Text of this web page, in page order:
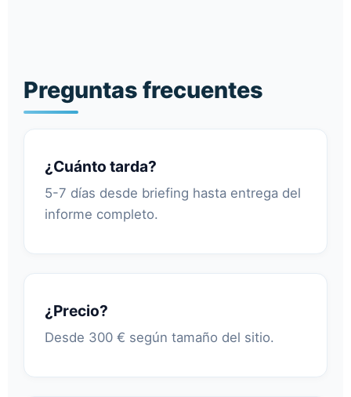
Preguntas frecuentes
¿Cuánto tarda?
5-7 días desde briefing hasta entrega del
informe completo.
¿Precio?
Desde 300 € según tamaño del sitio.